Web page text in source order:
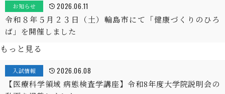
お知らせ 2026.06.11
令和８年５月２３日（土）輪島市にて「健康づくりのひろ
ば」を開催しました
もっと見る
入試情報 2026.06.08
【医療科学領域 病態検査学講座】令和8年度大学院説明会の